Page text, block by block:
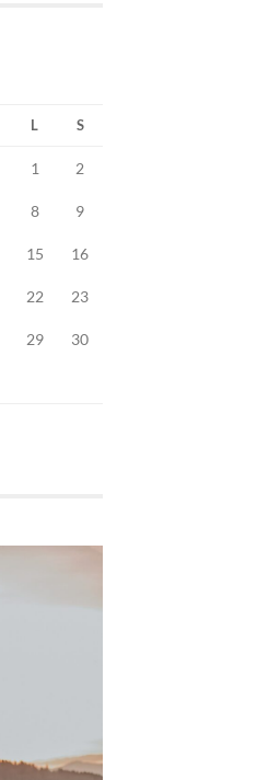
L S
1 2
8 9
15 16
22 23
29 30